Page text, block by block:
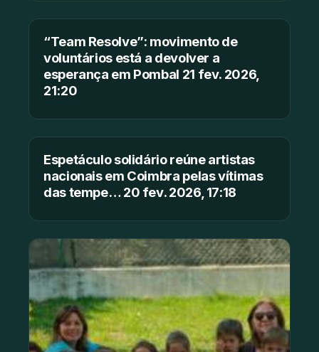
“Team Resolve”: movimento de
voluntários está a devolver a
esperança em Pombal 21 fev. 2026,
21:20
Espetáculo solidário reúne artistas
nacionais em Coimbra pelas vítimas
das tempe… 20 fev. 2026, 17:18